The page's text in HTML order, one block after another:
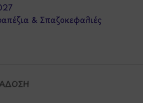
& Σπαζοκεφαλιές